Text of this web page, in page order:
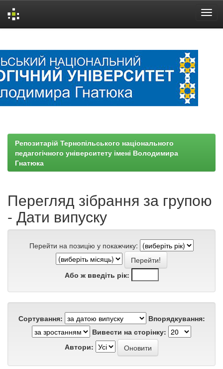
Репозитарій Тернопільського національного
педагогічного університету імені Володимира
Гнатюка
Перегляд зібрання за групою
- Дати випуску
Перейти на позицію у покажчику:
Або ж введіть рік:
Сортування:
Впорядкування:
Вивести на сторінку:
Автори: